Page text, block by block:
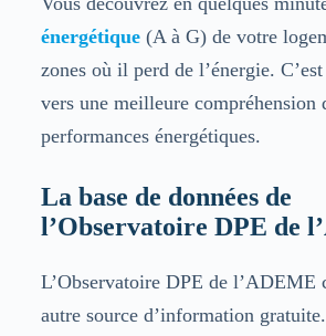
énergétique(A à G) de votre
zones où il perd de l’énergie.
vers une meilleure compréhension
performances énergétiques.
La base de données de
l’Observatoire DPE de
L’Observatoire DPE de l’ADEME
autre source d’information